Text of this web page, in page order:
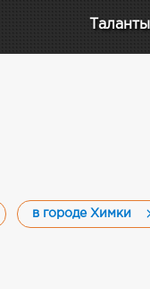
Таланты
в городе Химки